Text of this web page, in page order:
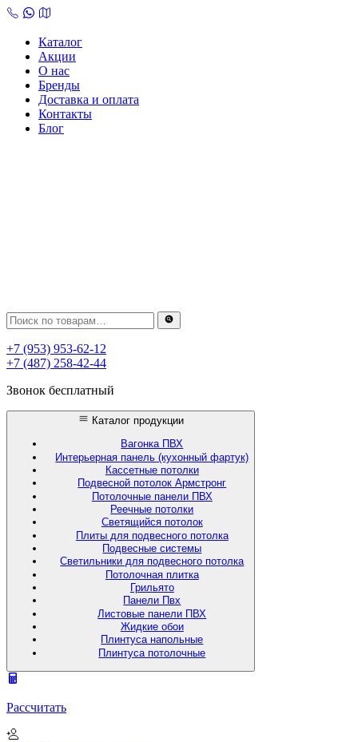
Skip
contentКаталог
Акции
О нас
Бренды
Доставка и оплата
Контакты
Блог
+7 (953) 953-62-12
+7 (487) 258-42-44
Звонок бесплатный
Каталог продукции
Вагонка ПВХ
Интерьерная панель (кухонный фартук)
Кассетные потолки
Подвесной потолок Армстронг
Потолочные панели ПВХ
Реечные потолки
Светящийся потолок
Плиты для подвесного потолка
Подвесные системы
Светильники для подвесного потолка
Потолочная плитка
Грильято
Панели Пвх
Листовые панели ПВХ
Жидкие обои
Плинтуса напольные
Плинтуса потолочные
Рассчитать